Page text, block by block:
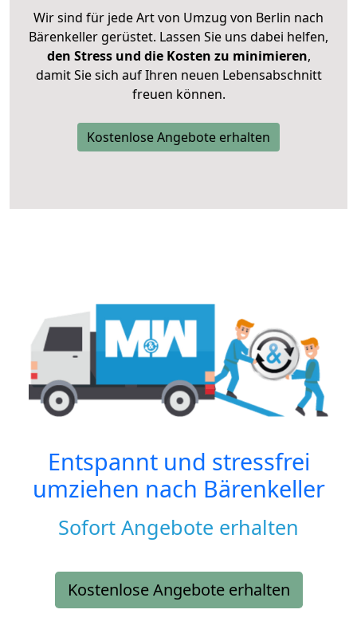
Wir sind für jede Art von Umzug von Berlin nach
Bärenkeller gerüstet. Lassen Sie uns dabei helfen,
den Stress und die Kosten zu minimieren,
damit Sie sich auf Ihren neuen Lebensabschnitt
freuen können.
Kostenlose Angebote erhalten
Entspannt und stressfrei
umziehen nach Bärenkeller
Sofort Angebote erhalten
Kostenlose Angebote erhalten